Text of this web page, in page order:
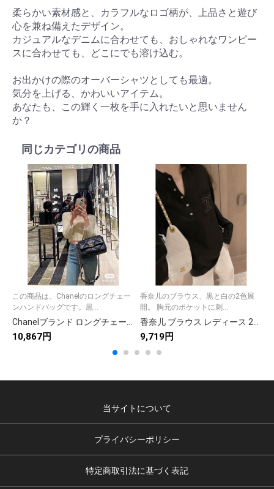
柔らかい素材感と、カラフルなロゴ柄が、上品さと遊び
心を兼ね備えたデザイン。
カジュアルなデニムに合わせても、おしゃれなワンピー
スに合わせても、どこにでも溶け込む。
お出かけの際のオーバーシャツとしても最適。
気分を上げる、かわいいアイテム。
あなたも、この輝く一枚を手に入れたいと思いません
か？
同じカテゴリの商品
この商品は、Chanelのロングチェー
ンハンドバッグです。黒...
10,867円
香奈儿のブラウス、黒と白の2色展
開。 胸元のポケットに刺...
9,719円
当サイトについて
プライバシーポリシー
特定商取引法に基づく表記